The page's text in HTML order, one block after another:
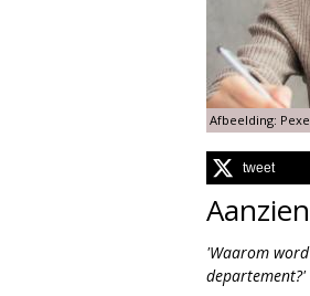
g
i
e
M
a
g
Afbeelding:
tweet
'Waarom
departement?'